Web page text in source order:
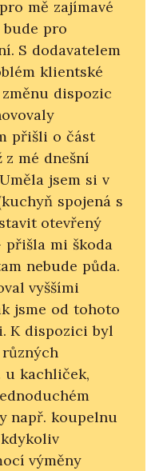
mě zajímavé
bude pro
S dodavatelem
klientské
dispozic
přišli o část
mé dnešní
jsem si v
spojená s
otevřený
mi škoda
nebude půda.
vyššími
jsme od tohoto
K dispozici byl
u kachliček,
např. koupelnu
výměny